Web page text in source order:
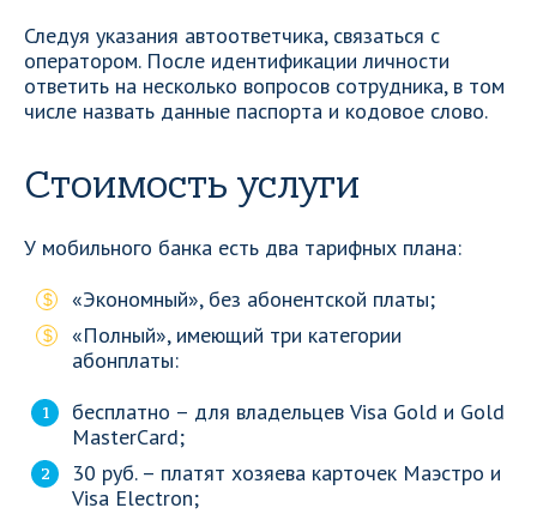
Следуя указания автоответчика, связаться с
оператором. После идентификации личности
ответить на несколько вопросов сотрудника, в том
числе назвать данные паспорта и кодовое слово.
Стоимость услуги
У мобильного банка есть два тарифных плана:
«Экономный», без абонентской платы;
«Полный», имеющий три категории
абонплаты:
бесплатно – для владельцев Visa Gold и Gold
MasterCard;
30 руб. – платят хозяева карточек Маэстро и
Visa Electron;